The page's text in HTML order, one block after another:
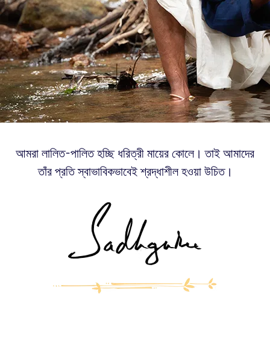
আমরা লালিত-পালিত হচ্ছি ধরিত্রী মায়ের কোলে। তাই আমাদের
তাঁর প্রতি স্বাভাবিকভাবেই শ্রদ্ধাশীল হওয়া উচিত।